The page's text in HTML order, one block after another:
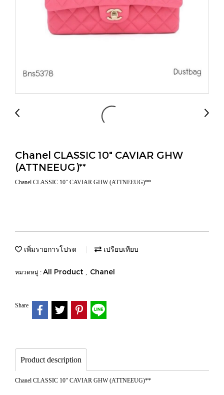
Chanel CLASSIC 10" CAVIAR GHW
(ATTNEEUG)**
Chanel CLASSIC 10" CAVIAR GHW (ATTNEEUG)**
เพิ่มรายการโปรด เปรียบเทียบ
หมวดหมู่ : All Product , Chanel
Share
Product description
Chanel CLASSIC 10" CAVIAR GHW (ATTNEEUG)**